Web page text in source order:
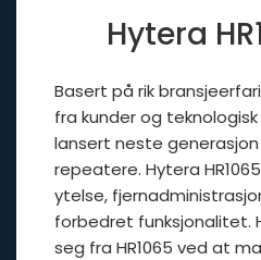
Hytera
Basert på rik
fra kunder og
lansert neste
repeatere. Hytera
ytelse,
forbedret funksjonalitet.
seg fra HR1065 ved at